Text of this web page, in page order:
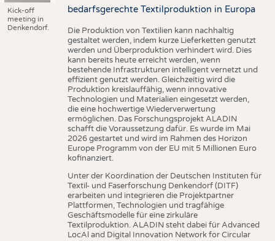
Kick-off
meeting in
Denkendorf.
bedarfsgerechte Textilproduktion in Europa
Die Produktion von Textilien kann nachhaltig
gestaltet werden, indem kurze Lieferketten genutzt
werden und Überproduktion verhindert wird. Dies
kann bereits heute erreicht werden, wenn
bestehende Infrastrukturen intelligent vernetzt und
effizient genutzt werden. Gleichzeitig wird die
Produktion kreislauffähig, wenn innovative
Technologien und Materialien eingesetzt werden,
die eine hochwertige Wiederverwertung
ermöglichen. Das Forschungsprojekt ALADIN
schafft die Voraussetzung dafür. Es wurde im Mai
2026 gestartet und wird im Rahmen des Horizon
Europe Programm von der EU mit 5 Millionen Euro
kofinanziert.
Unter der Koordination der Deutschen Instituten für
Textil- und Faserforschung Denkendorf (DITF)
erarbeiten und integrieren die Projektpartner
Plattformen, Technologien und tragfähige
Geschäftsmodelle für eine zirkuläre
Textilproduktion. ALADIN steht dabei für Advanced
LocAl and Digital Innovation Network for Circular